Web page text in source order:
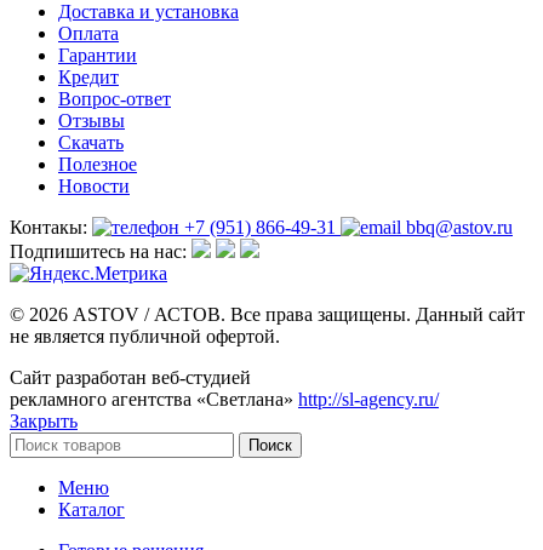
Доставка и установка
Оплата
Гарантии
Кредит
Вопрос-ответ
Отзывы
Скачать
Полезное
Новости
Контакы:
+7 (951) 866-49-31
bbq@astov.ru
Подпишитесь на нас:
© 2026 ASTOV / АСТОВ. Все права защищены. Данный сайт
не является публичной офертой.
Сайт разработан веб-студией
рекламного агентства «Светлана» http://sl-agency.ru/
Закрыть
Поиск
Меню
Каталог